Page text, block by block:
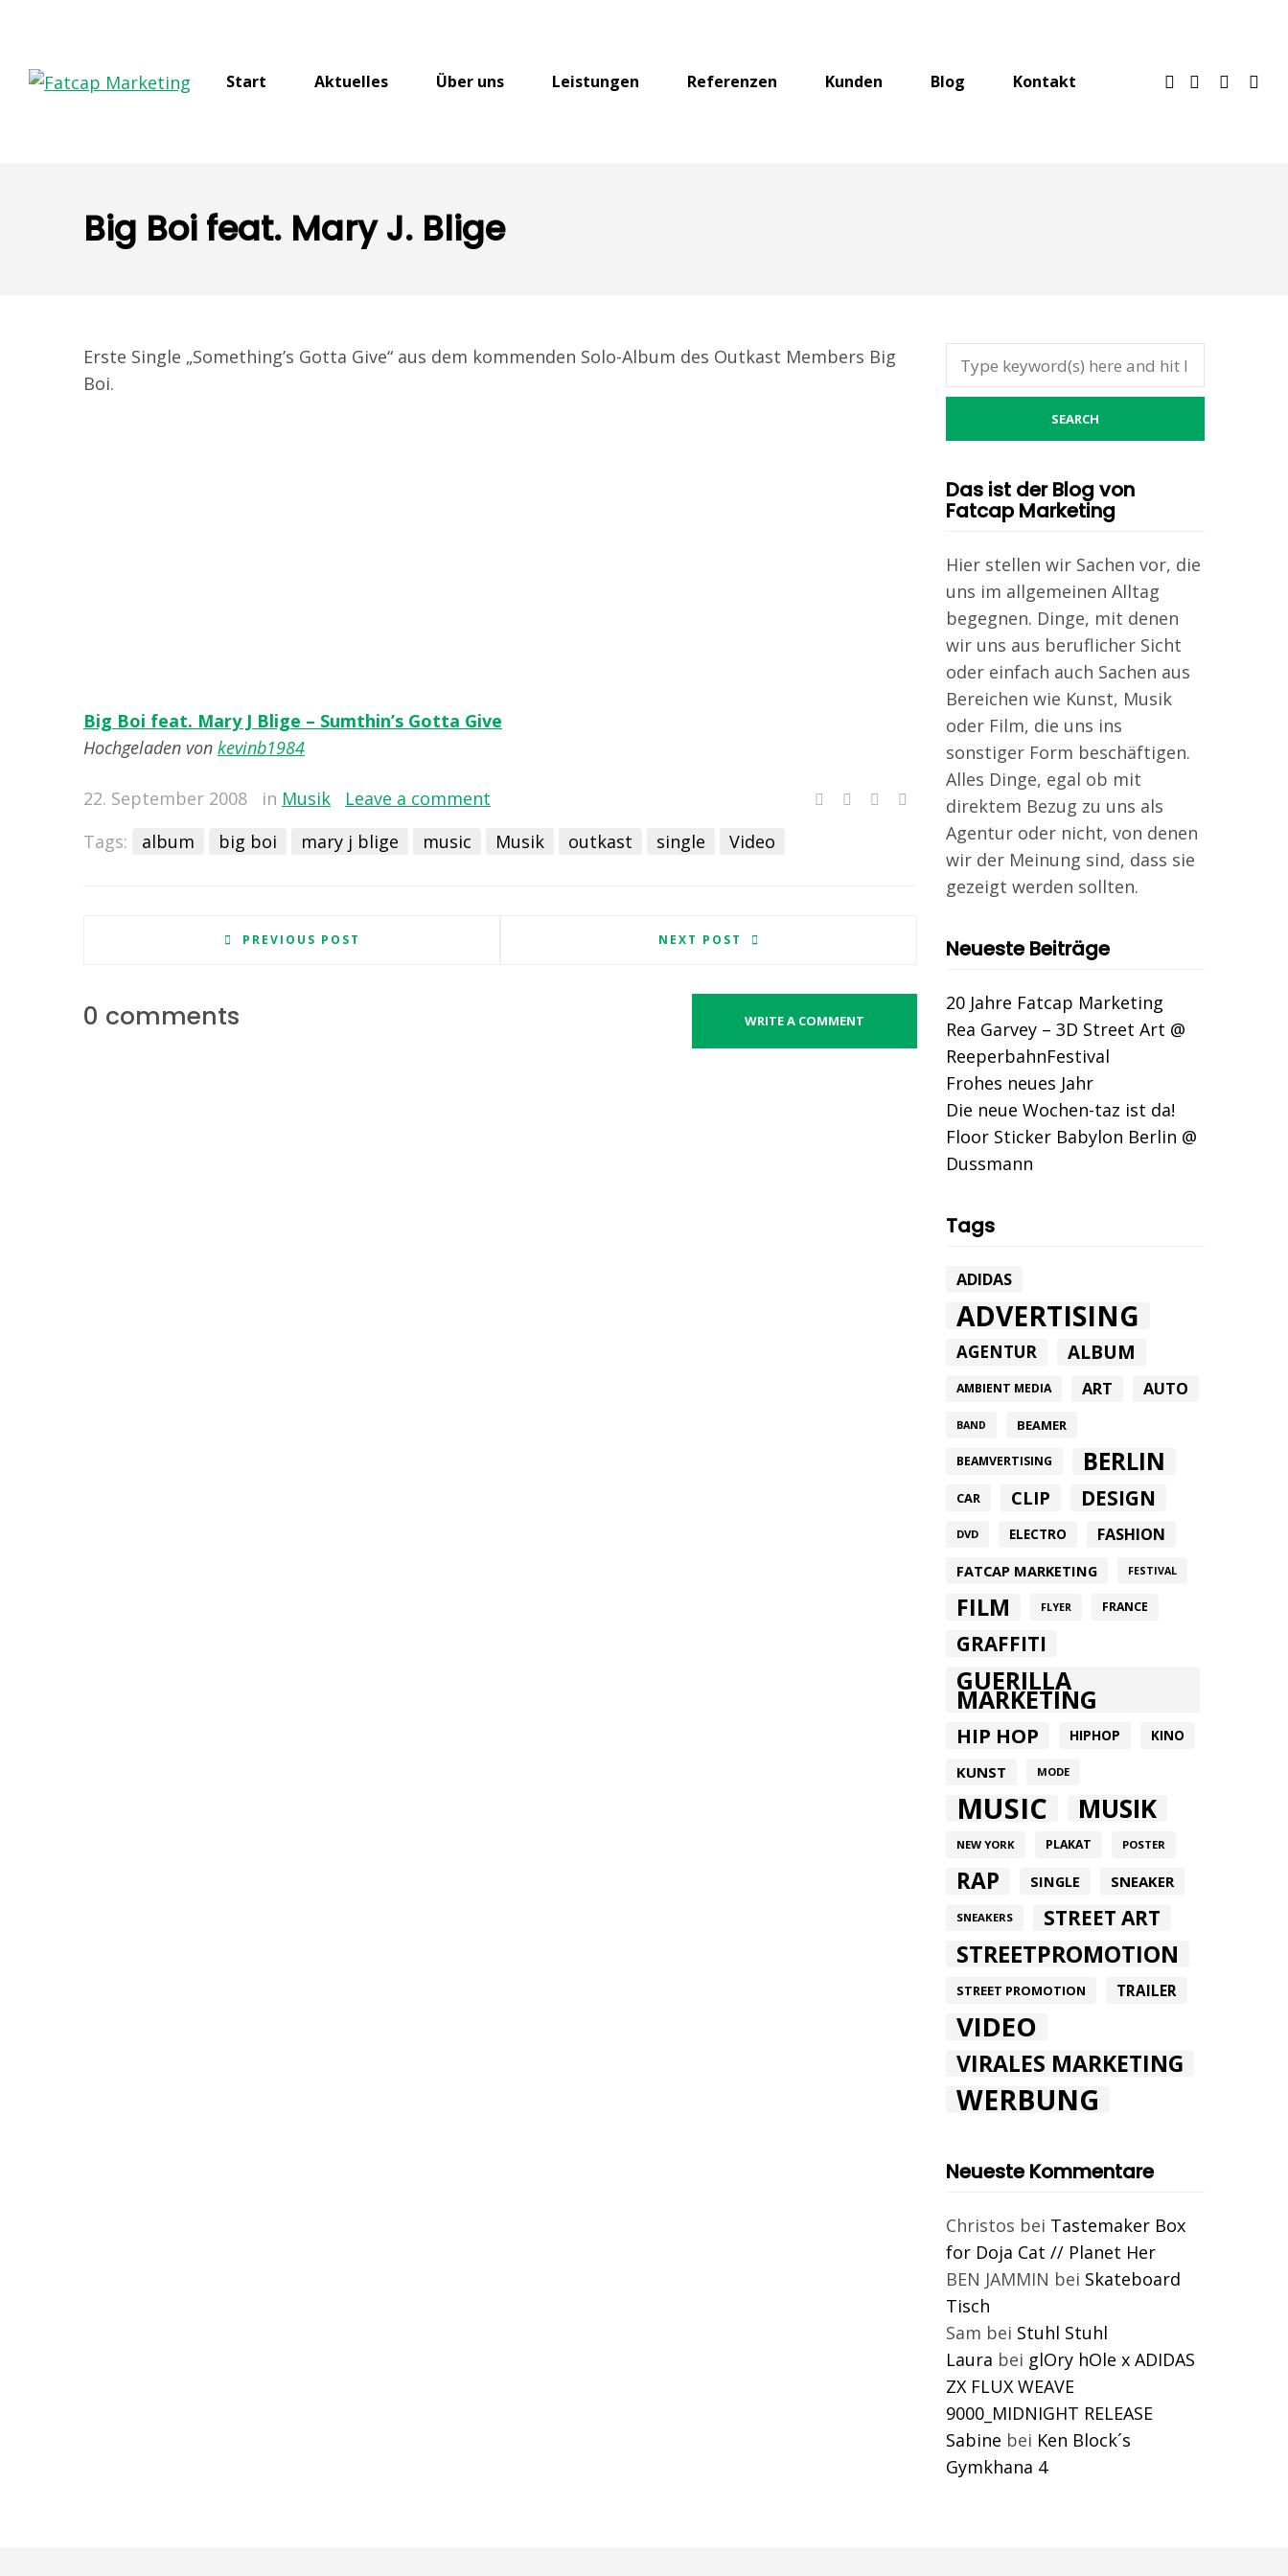
Start Aktuelles Über uns Leistungen Referenzen Kunden Blog Kontakt
Big Boi feat. Mary J. Blige
Erste Single „Something’s Gotta Give“ aus dem kommenden Solo-Album des Outkast Members Big
Boi.
Big Boi feat. Mary J Blige – Sumthin’s Gotta Give
Hochgeladen von kevinb1984
22. September 2008 in Musik
Leave a comment
Tags:
album big boi mary j blige music Musik outkast single Video
PREVIOUS POST NEXT POST
0 comments WRITE A COMMENT
Das ist der Blog von
Fatcap Marketing
Hier stellen wir Sachen vor, die
uns im allgemeinen Alltag
begegnen. Dinge, mit denen
wir uns aus beruflicher Sicht
oder einfach auch Sachen aus
Bereichen wie Kunst, Musik
oder Film, die uns ins
sonstiger Form beschäftigen.
Alles Dinge, egal ob mit
direktem Bezug zu uns als
Agentur oder nicht, von denen
wir der Meinung sind, dass sie
gezeigt werden sollten.
Neueste Beiträge
20 Jahre Fatcap Marketing
Rea Garvey – 3D Street Art @
ReeperbahnFestival
Frohes neues Jahr
Die neue Wochen-taz ist da!
Floor Sticker Babylon Berlin @
Dussmann
Tags
ADIDAS
ADVERTISING
AGENTUR ALBUM
AMBIENT MEDIA ART AUTO
BAND BEAMER
BEAMVERTISING BERLIN
CAR CLIP DESIGN
DVD ELECTRO FASHION
FATCAP MARKETING FESTIVAL
FILM FLYER FRANCE
GRAFFITI
GUERILLA
MARKETING
HIP HOP HIPHOP KINO
KUNST MODE
MUSIC MUSIK
NEW YORK PLAKAT POSTER
RAP SINGLE SNEAKER
SNEAKERS STREET ART
STREETPROMOTION
STREET PROMOTION TRAILER
VIDEO
VIRALES MARKETING
WERBUNG
Neueste Kommentare
Christos bei Tastemaker Box
for Doja Cat // Planet Her
BEN JAMMIN bei Skateboard
Tisch
Sam bei Stuhl Stuhl
Laura bei glOry hOle x ADIDAS
ZX FLUX WEAVE
9000_MIDNIGHT RELEASE
Sabine bei Ken Block´s
Gymkhana 4